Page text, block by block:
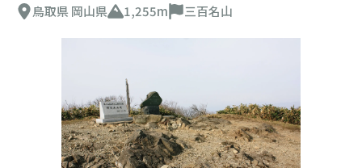
鳥取県 岡山県 1,255m 三百名山